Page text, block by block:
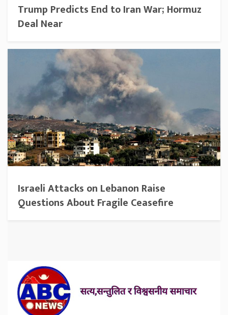
Trump Predicts End to Iran War; Hormuz
Deal Near
Israeli Attacks on Lebanon Raise
Questions About Fragile Ceasefire